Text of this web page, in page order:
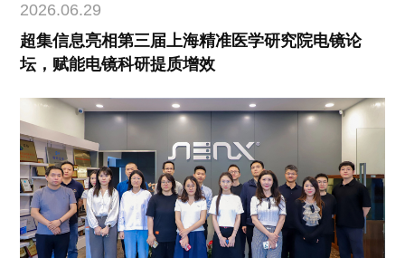
2026.06.29
超集信息亮相第三届上海精准医学研究院电镜论
坛，赋能电镜科研提质增效